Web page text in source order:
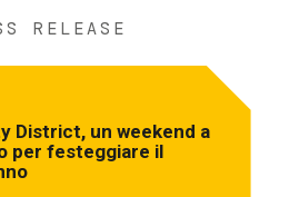
RELEASE
District, un weekend a
per festeggiare il